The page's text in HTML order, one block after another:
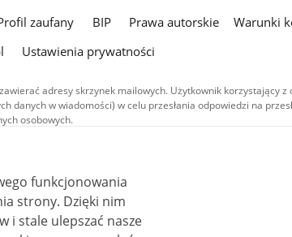
zaufany BIP Prawa autorskie Warunki
Ustawienia prywatności
adresy skrzynek mailowych. Użytkownik korzystający
danych w wiadomości) w celu przesłania odpowiedzi na
osobowych.
(z wyłączeniem treści audiowizualnych), są
Commons: uznanie autorstwa - na tych samych
audiowizualne, w tym zdjęcia, materiały audio i wideo,
Commons: uznanie autorstwa użycie niekomercyjne -
NC-ND 4.0), o ile nie jest to stwierdzone inaczej.
funkcjonowania
Dzięki nim
i stale ulepszać nasze